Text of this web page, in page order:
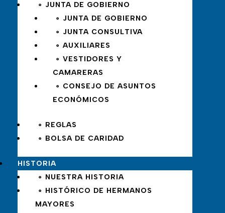
∘ JUNTA DE GOBIERNO
∘ JUNTA DE GOBIERNO
∘ JUNTA CONSULTIVA
∘ AUXILIARES
∘ VESTIDORES Y
CAMARERAS
∘ CONSEJO DE ASUNTOS
ECONÓMICOS
∘ REGLAS
∘ BOLSA DE CARIDAD
HISTORIA
∘ NUESTRA HISTORIA
∘ HISTÓRICO DE HERMANOS
MAYORES